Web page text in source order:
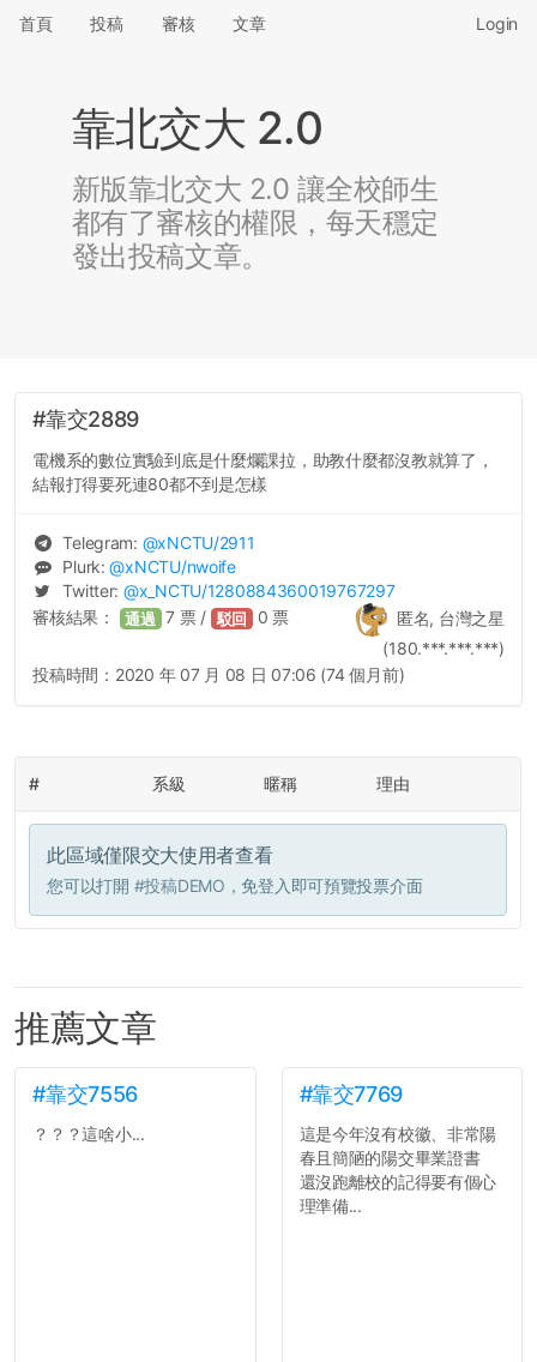
首頁 投稿 審核 文章 Login
靠北交大 2.0
新版靠北交大 2.0 讓全校師生
都有了審核的權限，每天穩定
發出投稿文章。
#靠交2889
電機系的數位實驗到底是什麼爛課拉，助教什麼都沒教就算了，
結報打得要死連80都不到是怎樣
Telegram: @xNCTU/2911
Plurk:@xNCTU/nwoife
Twitter: @x_NCTU/1280884360019767297
匿名, 台灣之星
(180.***.***.***)
審核結果： 通過 7 票 / 駁回 0 票
投稿時間： 2020 年 07 月 08 日 07:06 (74 個月前)
# 系級 暱稱 理由
此區域僅限交大使用者查看
您可以打開 #投稿DEMO ，免登入即可預覽投票介面
推薦文章
#靠交7556
？？？這啥小...
#靠交7769
這是今年沒有校徽、非常陽
春且簡陋的陽交畢業證書
還沒跑離校的記得要有個心
理準備...